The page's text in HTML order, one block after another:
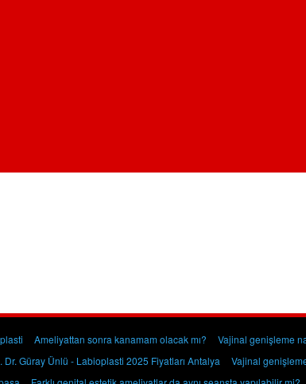
Ameliyattan sonra kanamam olacak mı?
Vajinal genişleme
Dr. Güray Ünlü - Labioplasti 2025 Fiyatları Antalya
Vajinal